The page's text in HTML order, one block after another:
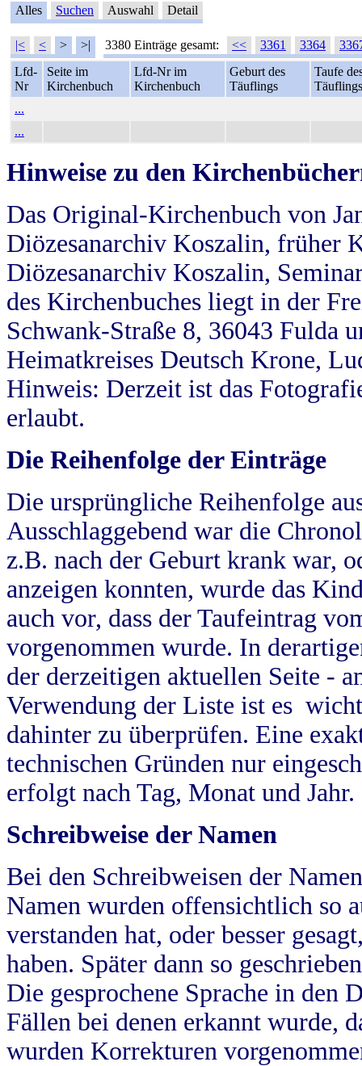
Alles Suchen Auswahl Detail
|< < > >| 3380 Einträge gesamt: << 3361 3364
Lfd-
Nr
Seite im
Kirchenbuch
Lfd-Nr im
Kirchenbuch
Geburt des
Täuflings
Taufe
Täuflings
...
...
Hinweise zu den
Das Original-Kirchenbuch von
Diözesanarchiv Koszalin, früher
Diözesanarchiv Koszalin,
des Kirchenbuches liegt in der
Schwank-Straße 8, 36043 Fulda
Heimatkreises Deutsch Krone,
Hinweis: Derzeit ist das
erlaubt.
Die Reihenfolge der Einträge
Die ursprüngliche Reihenfolge
Ausschlaggebend war die
z.B. nach der Geburt krank war,
anzeigen konnten, wurde das
auch vor, dass der Taufeintrag
vorgenommen wurde. In
der derzeitigen aktuellen Seite -
Verwendung der Liste ist es
dahinter zu überprüfen. Eine
technischen Gründen nur
erfolgt nach Tag, Monat und Jahr.
Schreibweise der Namen
Bei den Schreibweisen der
Namen wurden offensichtlich so
verstanden hat, oder besser
haben. Später dann so
Die gesprochene Sprache in
Fällen bei denen erkannt wurde,
wurden Korrekturen